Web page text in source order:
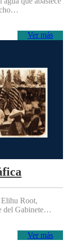
Ver más
Root,
del Gabinete…
Ver más